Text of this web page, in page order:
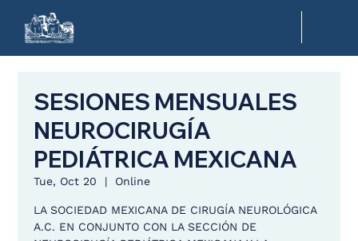
SESIONES MENSUALES
NEUROCIRUGÍA
PEDIÁTRICA MEXICANA
Tue, Oct 20
  |
Online
LA SOCIEDAD MEXICANA DE CIRUGÍA NEUROLÓGICA
A.C. EN CONJUNTO CON LA SECCIÓN DE